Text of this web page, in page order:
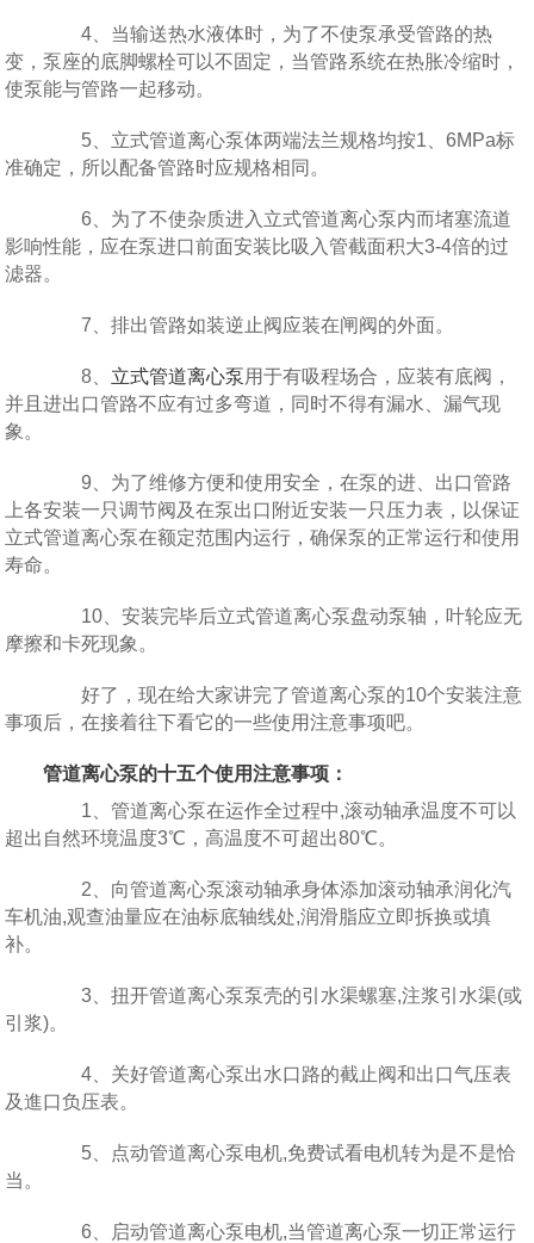
4、当输送热水液体时，为了不使泵承受管路的热
变，泵座的底脚螺栓可以不固定，当管路系统在热胀冷缩时，
使泵能与管路一起移动。
5、立式管道离心泵体两端法兰规格均按1、6MPa标
准确定，所以配备管路时应规格相同。
6、为了不使杂质进入立式管道离心泵内而堵塞流道
影响性能，应在泵进口前面安装比吸入管截面积大3-4倍的过
滤器。
7、排出管路如装逆止阀应装在闸阀的外面。
8、 立式管道离心泵用于有吸程场合，应装有底阀，
并且进出口管路不应有过多弯道，同时不得有漏水、漏气现
象。
9、为了维修方便和使用安全，在泵的进、出口管路
上各安装一只调节阀及在泵出口附近安装一只压力表，以保证
立式管道离心泵在额定范围内运行，确保泵的正常运行和使用
寿命。
10、安装完毕后立式管道离心泵盘动泵轴，叶轮应无
摩擦和卡死现象。
好了，现在给大家讲完了管道离心泵的10个安装注意
事项后，在接着往下看它的一些使用注意事项吧。
管道离心泵的十五个使用注意事项：
1、管道离心泵在运作全过程中,滚动轴承温度不可以
超出自然环境温度3℃，高温度不可超出80℃。
2、向管道离心泵滚动轴承身体添加滚动轴承润化汽
车机油,观查油量应在油标底轴线处,润滑脂应立即拆换或填
补。
3、扭开管道离心泵泵壳的引水渠螺塞,注浆引水渠(或
引浆)。
4、关好管道离心泵出水口路的截止阀和出口气压表
及進口负压表。
5、点动管道离心泵电机,免费试看电机转为是不是恰
当。
6、启动管道离心泵电机,当管道离心泵一切正常运行